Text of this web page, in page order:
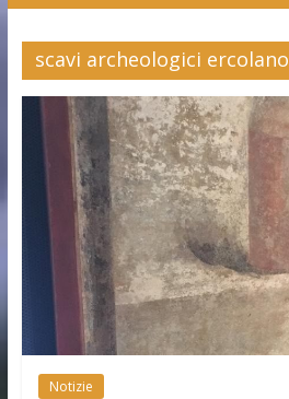
scavi archeologici ercolano
Notizie